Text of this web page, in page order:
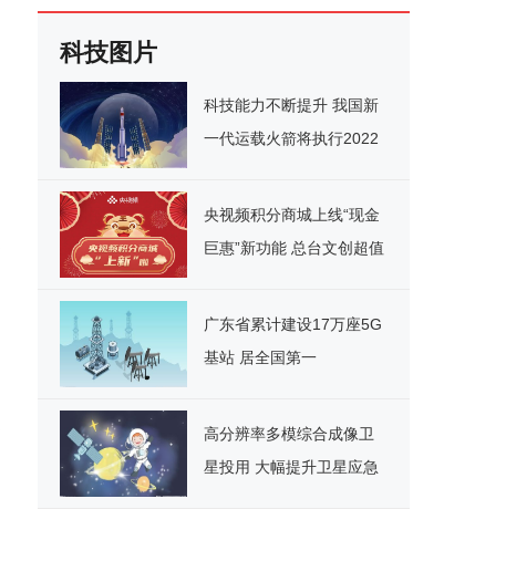
科技图片
科技能力不断提升 我国新
一代运载火箭将执行2022
央视频积分商城上线“现金
巨惠”新功能 总台文创超值
广东省累计建设17万座5G
基站 居全国第一
高分辨率多模综合成像卫
星投用 大幅提升卫星应急